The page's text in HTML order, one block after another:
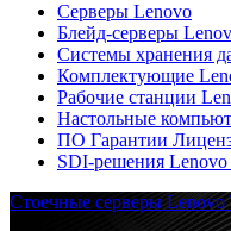
Серверы Lenovo
Блейд-серверы
Системы хранения
Комплектующие
Рабочие станции
Настольные
ПО Гарантии
SDI-решения
Стоечные серверы Lenovo